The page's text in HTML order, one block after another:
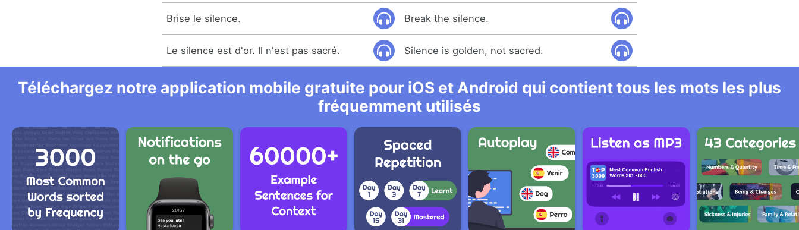
Brise le silence. Break the silence.
Le silence est d'or. Il n'est pas sacré. Silence is golden, not sacred.
Téléchargez notre application mobile gratuite pour iOS et Android qui contient tous les mots les plus
fréquemment utilisés